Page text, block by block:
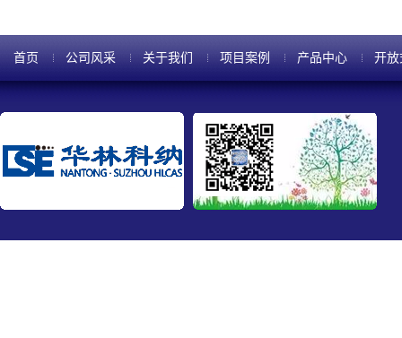
首页 公司风采 关于我们 项目案例 产品中心 开放